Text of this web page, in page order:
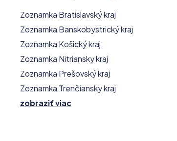
Zoznamka Bratislavský kraj
Zoznamka Banskobystrický kraj
Zoznamka Košický kraj
Zoznamka Nitriansky kraj
Zoznamka Prešovský kraj
Zoznamka Trenčiansky kraj
zobraziť viac